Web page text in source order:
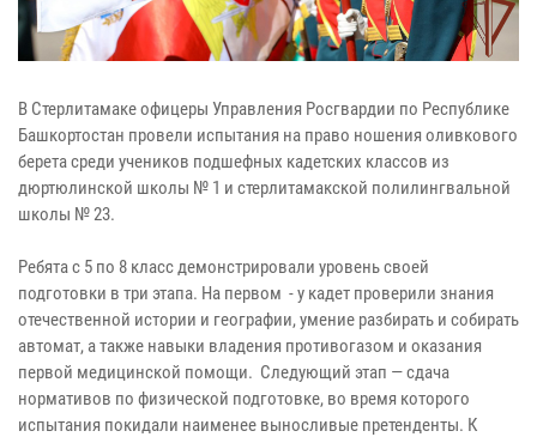
В Стерлитамаке офицеры Управления Росгвардии по Республике
Башкортостан провели испытания на право ношения оливкового
берета среди учеников подшефных кадетских классов из
дюртюлинской школы № 1 и стерлитамакской полилингвальной
школы № 23.
Ребята с 5 по 8 класс демонстрировали уровень своей
подготовки в три этапа. На первом - у кадет проверили знания
отечественной истории и географии, умение разбирать и собирать
автомат, а также навыки владения противогазом и оказания
первой медицинской помощи. Следующий этап — сдача
нормативов по физической подготовке, во время которого
испытания покидали наименее выносливые претенденты. К